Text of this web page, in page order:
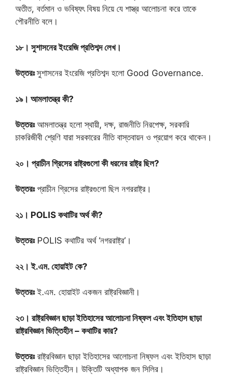
অতীত, বর্তমান ও ভবিষ্যৎ বিষয় নিয়ে যে শাস্ত্র আলোচনা করে তাকে
পৌরনীতি বলে।
১৮। সুশাসনের ইংরেজি প্রতিশব্দ লেখ।
উত্তরঃসুশাসনের ইংরেজি প্রতিশব্দ হলো Good Governance.
১৯। আমলাতন্ত্র কী?
উত্তরঃআমলাতন্ত্র হলো স্থায়ী, দক্ষ, রাজনীতি নিরপেক্ষ, সরকারি
চাকরিজীবী শ্রেণি যারা সরকারের নীতি বাস্তবায়ন ও প্রয়োগ করে থাকেন।
২০। প্রাচীন গ্রিসের রাষ্ট্রগুলো কী ধরনের রাষ্ট্র ছিল?
উত্তরঃপ্রাচীন গ্রিসের রাষ্ট্রগুলো ছিল নগররাষ্ট্র।
২১। POLIS কথাটির অর্থ কী?
উত্তরঃPOLIS কথাটির অর্থ ‘নগররাষ্ট্র’।
২২। ই.এম. হোয়াইট কে?
উত্তরঃই.এম. হোয়াইট একজন রাষ্ট্রবিজ্ঞানী।
২৩। রাষ্ট্রবিজ্ঞান ছাড়া ইতিহাসের আলোচনা নিষ্ফল এবং ইতিহাস ছাড়া
রাষ্ট্রবিজ্ঞান ভিত্তিহীন – কথাটির কার?
উত্তরঃরাষ্ট্রবিজ্ঞান ছাড়া ইতিহাসের আলোচনা নিষ্ফল এবং ইতিহাস ছাড়া
রাষ্ট্রবিজ্ঞান ভিত্তিহীন। উক্তিটি অধ্যাপক জন সিলির।